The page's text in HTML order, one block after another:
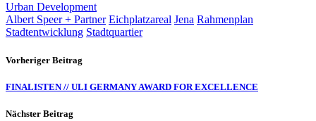
Urban Development
Albert Speer + Partner Eichplatzareal Jena Rahmenplan
Stadtentwicklung Stadtquartier
Vorheriger Beitrag
FINALISTEN // ULI GERMANY AWARD FOR EXCELLENCE
Nächster Beitrag